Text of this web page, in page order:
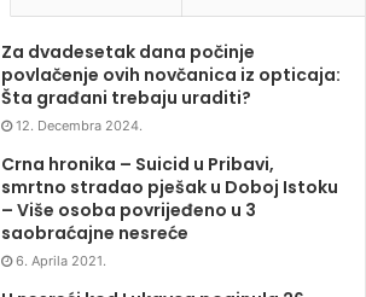
Za dvadesetak dana počinje
povlačenje ovih novčanica iz opticaja:
Šta građani trebaju uraditi?
12. Decembra 2024.
Crna hronika – Suicid u Pribavi,
smrtno stradao pješak u Doboj Istoku
– Više osoba povrijeđeno u 3
saobraćajne nesreće
6. Aprila 2021.